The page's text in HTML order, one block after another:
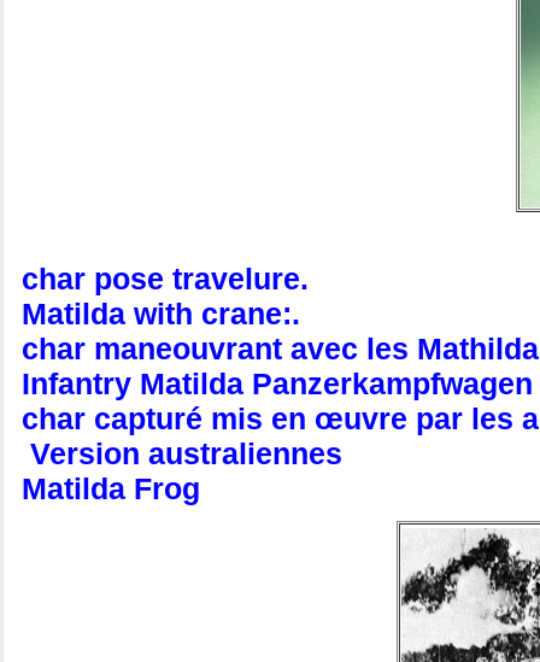
char pose travelure.
Matilda with crane:.
char maneouvrant avec les
Infantry Matilda Panzerkampfwagen
char capturé mis en œuvre par les
Version australiennes
Matilda Frog